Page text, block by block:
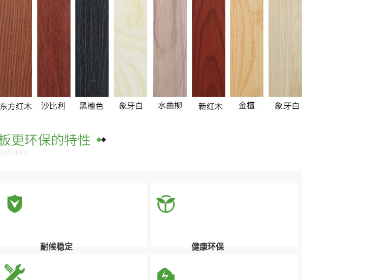
耐候稳定 健康环保